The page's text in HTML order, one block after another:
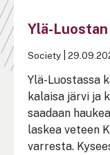
Ylä-
Society
Ylä-Luostassa
kalaisa järvi ja
saadaan
laskea veteen
varresta.